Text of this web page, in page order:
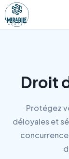
Droit
Protégez
déloyales et